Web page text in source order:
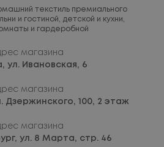
текстиль премиального
и гостиной, детской и кухни,
и гардеробной
магазина
ул. Ивановская, 6
магазина
Дзержинского, 100, 2 этаж
магазина
ул. 8 Марта, стр. 46